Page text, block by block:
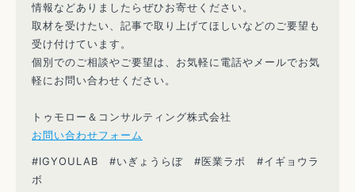
情報などありましたらぜひお寄せください。
取材を受けたい、記事で取り上げてほしいなどのご要望も
受け付けています。
個別でのご相談やご要望は、お気軽に電話やメールでお気
軽にお問い合わせください。
トゥモロー＆コンサルティング株式会社
お問い合わせフォーム
#IGYOULAB #いぎょうらぼ #医業ラボ #イギョウラ
ボ